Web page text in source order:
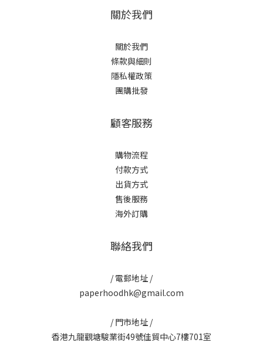
關於我們
關於我們
條款與細則
隱私權政策
團購批發
顧客服務
購物流程
付款方式
出貨方式
售後服務
海外訂購
聯絡我們
/ 電郵地址 /
paperhoodhk@gmail.com
/ 門市地址 /
香港九龍觀塘駿業街49號佳貿中心7樓701室